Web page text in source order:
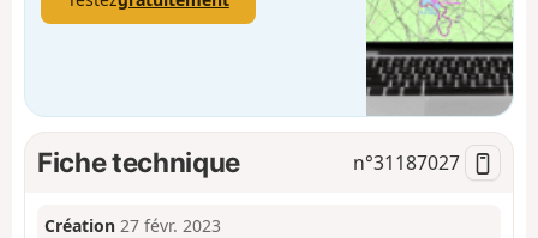
Fiche technique n°31187027
Création 27 févr. 2023